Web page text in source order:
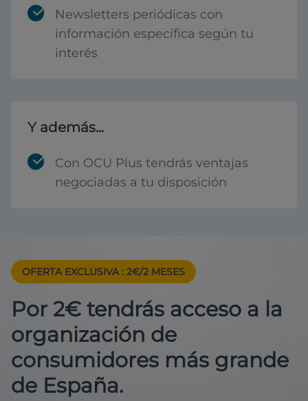
Newsletters periódicas con
información específica según tu
interés
Y además...
Con OCU Plus tendrás ventajas
negociadas a tu disposición
OFERTA EXCLUSIVA : 2€/2 MESES
Por 2€ tendrás acceso a la
organización de
consumidores más grande
de España.